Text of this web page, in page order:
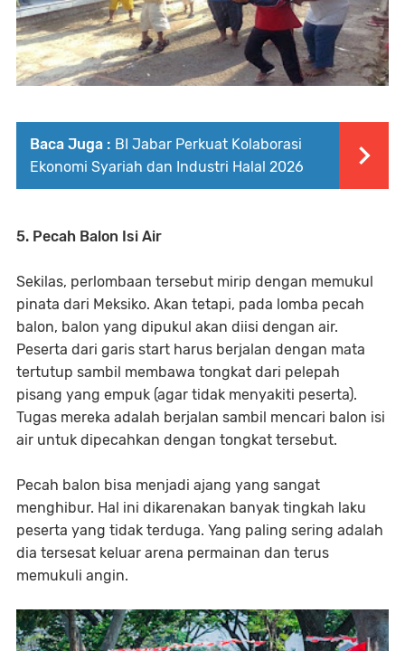
Baca Juga : BI Jabar Perkuat Kolaborasi
Ekonomi Syariah dan Industri Halal 2026
5. Pecah Balon Isi Air
Sekilas, perlombaan tersebut mirip dengan memukul
pinata dari Meksiko. Akan tetapi, pada lomba pecah
balon, balon yang dipukul akan diisi dengan air.
Peserta dari garis start harus berjalan dengan mata
tertutup sambil membawa tongkat dari pelepah
pisang yang empuk (agar tidak menyakiti peserta).
Tugas mereka adalah berjalan sambil mencari balon isi
air untuk dipecahkan dengan tongkat tersebut.
Pecah balon bisa menjadi ajang yang sangat
menghibur. Hal ini dikarenakan banyak tingkah laku
peserta yang tidak terduga. Yang paling sering adalah
dia tersesat keluar arena permainan dan terus
memukuli angin.